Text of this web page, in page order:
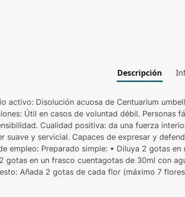
Descripción
activo: Disolución acuosa de Centuarium
Útil en casos de voluntad débil. Personas
Cualidad positiva: da una fuerza
suave y servicial. Capaces de expresar y
empleo: Preparado simple: • Diluya 2 gotas
gotas en un frasco cuentagotas de 30ml con
Añada 2 gotas de cada flor (máximo 7